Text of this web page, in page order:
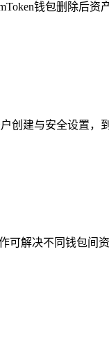
钱包删除后资
创建与安全设置，
可解决不同钱包间